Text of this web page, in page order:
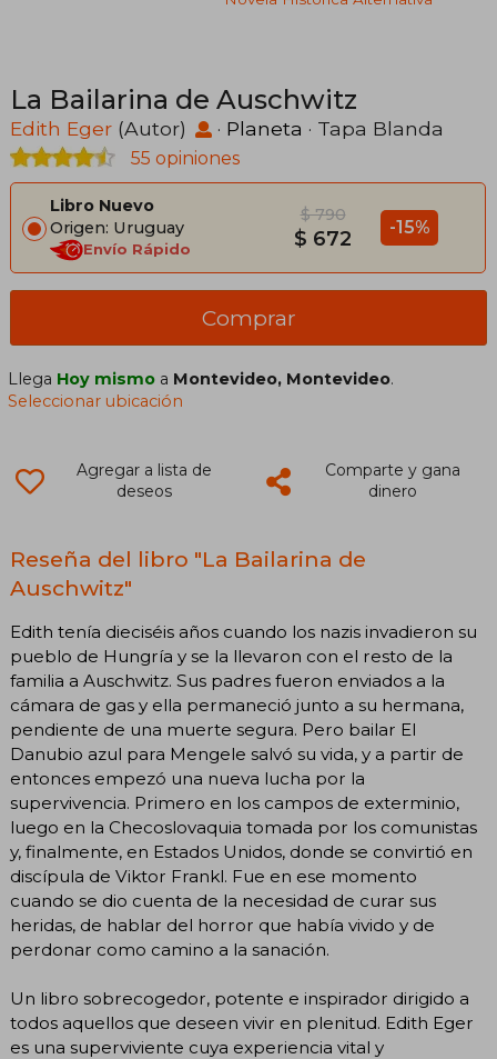
La Bailarina de Auschwitz
Edith Eger (Autor) · Planeta · Tapa Blanda
55 opiniones
Libro Nuevo
Origen: Uruguay
Envío Rápido
$ 790
$ 672 -15%
Comprar
Llega Hoy mismo a Montevideo, Montevideo.
Seleccionar ubicación
Agregar a lista de
deseos
Comparte y gana
dinero
Reseña del libro "La Bailarina de
Auschwitz"
Edith tenía dieciséis años cuando los nazis invadieron su
pueblo de Hungría y se la llevaron con el resto de la
familia a Auschwitz. Sus padres fueron enviados a la
cámara de gas y ella permaneció junto a su hermana,
pendiente de una muerte segura. Pero bailar El
Danubio azul para Mengele salvó su vida, y a partir de
entonces empezó una nueva lucha por la
supervivencia. Primero en los campos de exterminio,
luego en la Checoslovaquia tomada por los comunistas
y, finalmente, en Estados Unidos, donde se convirtió en
discípula de Viktor Frankl. Fue en ese momento
cuando se dio cuenta de la necesidad de curar sus
heridas, de hablar del horror que había vivido y de
perdonar como camino a la sanación.
Un libro sobrecogedor, potente e inspirador dirigido a
todos aquellos que deseen vivir en plenitud. Edith Eger
es una superviviente cuya experiencia vital y